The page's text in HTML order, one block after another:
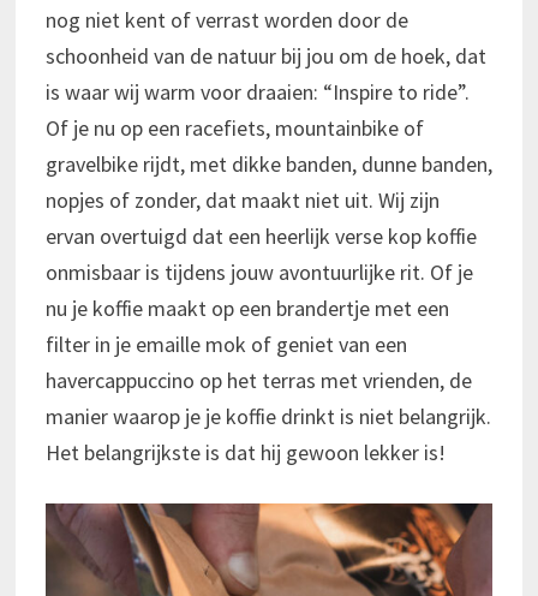
nog niet kent of verrast worden door de
schoonheid van de natuur bij jou om de hoek, dat
is waar wij warm voor draaien: “Inspire to ride”.
Of je nu op een racefiets, mountainbike of
gravelbike rijdt, met dikke banden, dunne banden,
nopjes of zonder, dat maakt niet uit. Wij zijn
ervan overtuigd dat een heerlijk verse kop koffie
onmisbaar is tijdens jouw avontuurlijke rit. Of je
nu je koffie maakt op een brandertje met een
filter in je emaille mok of geniet van een
havercappuccino op het terras met vrienden, de
manier waarop je je koffie drinkt is niet belangrijk.
Het belangrijkste is dat hij gewoon lekker is!